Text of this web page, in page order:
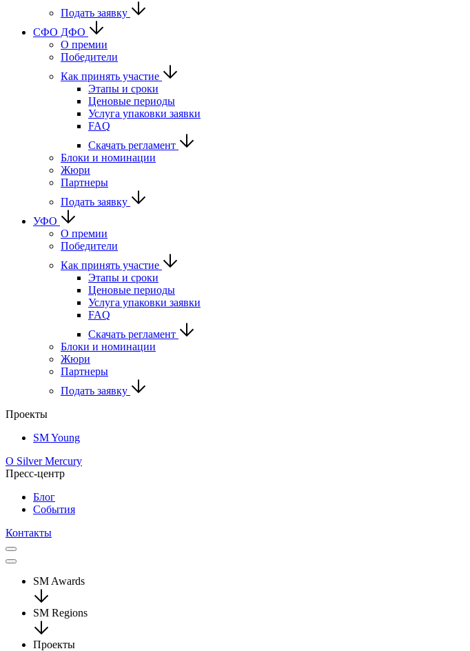
Подать заявку
CФО ДФО
О премии
Победители
Как принять участие
Этапы и сроки
Ценовые периоды
Услуга упаковки заявки
FAQ
Скачать регламент
Блоки и номинации
Жюри
Партнеры
Подать заявку
УФО
О премии
Победители
Как принять участие
Этапы и сроки
Ценовые периоды
Услуга упаковки заявки
FAQ
Скачать регламент
Блоки и номинации
Жюри
Партнеры
Подать заявку
Проекты
SM Young
О Silver Mercury
Пресс-центр
Блог
События
Контакты
SM Awards
SM Regions
Проекты